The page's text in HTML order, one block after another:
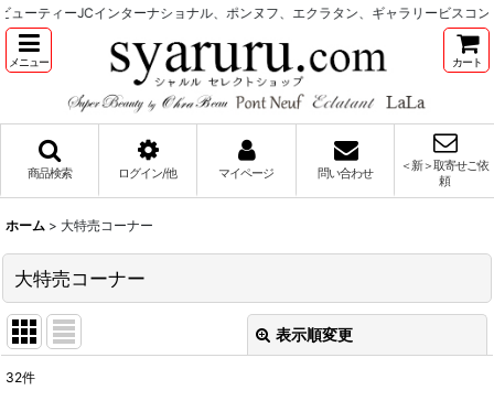
ティーJCインターナショナル、ポンヌフ、エクラタン、ギャラリービスコンテ
メニュー カート
商品検索 ログイン/他 マイページ 問い合わせ
＜新＞取寄せご依
頼
ホーム > 大特売コーナー
大特売コーナー
表示順変更
32件